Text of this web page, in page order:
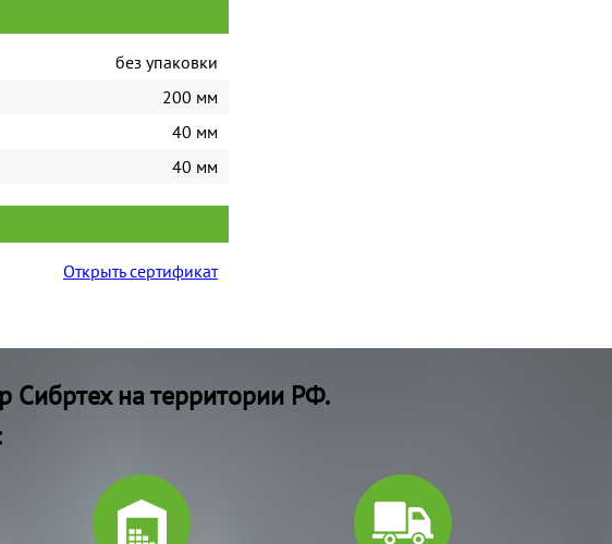
без упаковки
200 мм
40 мм
40 мм
Открыть сертификат
Сибртех на территории РФ.